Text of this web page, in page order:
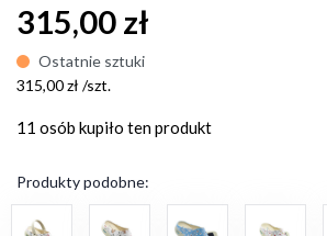
315,00 zł
Ostatnie sztuki
315,00 zł /szt.
11 osób kupiło ten produkt
Produkty podobne: